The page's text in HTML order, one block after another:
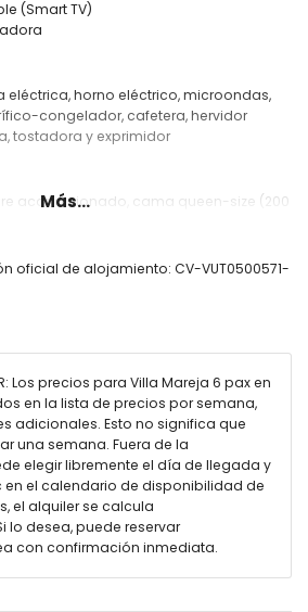
(Smart TV)
horno eléctrico, microondas,
congelador, cafetera, hervidor
tostadora y exprimidor
acondicionado, cama queen-size (200
vallada
8m x 4m y 2m de profundidad
con césped, grava, árboles y mobiliario
ellas cubierta
y zona de comedor exterior
Más...
oficial de alojamiento: CV-VUT0500571-
Los precios para Villa Mareja 6 pax en
en la lista de precios por semana,
adicionales. Esto no significa que
una semana. Fuera de la
elegir libremente el día de llegada y
el calendario de disponibilidad de
el alquiler se calcula
lo desea, puede reservar
con confirmación inmediata.